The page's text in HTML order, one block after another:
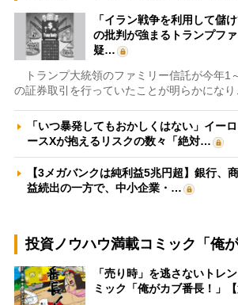
「イラン戦争を利用して儲
の批判が強まるトランプフ
疑…
トランプ大統領のファミリー信託が今年1
の証券取引を行っていたことが明らかにな
「いつ暴発してもおかしくはない」イー
ースXが抱えるリスクの数々「絶対…
【3メガバンクは純利益5兆円超】銀行、
益続出の一方で、中小企業・…
投資ノウハウ満載コミック「俺が
「売り時」を逃さないトレ
ミック「俺がカブ番長！」【